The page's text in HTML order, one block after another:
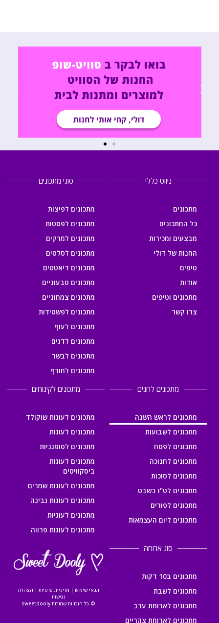
ניווט כללי
מתכונים
כל המתכונים
מבצעים ומכירות
החנות של דולי
טיפים
אודות
מתכונים וטיפים
צרו קשר
סוגי מתכונים
מתכונים לפיצות
מתכונים לפסטות
מתכונים למרקים
מתכונים לסלטים
מתכונים דיאטטים
מתכונים טבעוניים
מתכונים צמחוניים
מתכונים לפשטידות
מתכונים לעוף
מתכונים לדגים
מתכונים לבשר
מתכונים לחורף
מתכונים לחגים
מתכונים לראש השנה
מתכונים לשבועות
מתכונים לפסח
מתכונים לחנוכה
מתכונים לסוכות
מתכונים לט"ו בשבט
מתכונים לפורים
מתכונים ליום העצמאות
מתכונים לקינוחים
מתכונים לעוגות שוקולד
מתכונים לעוגות
מתכונים לסופגניות
מתכונים לעוגות
ביסקוויטים
מתכונים לעוגות שמרים
מתכונים לעוגות גבינה
מתכונים לעוגיות
מתכונים לעוגות פרווה
סוג ארוחה
מתכונים ב10 דקות
מתכונים לשבת
מתכונים לארוחת ערב
מתכונים לארוחת צהריים
תנאי שימוש | מדיניות פרטיות | הצהרת
נגישות
© כל הזכויות שמורות sweetdooly